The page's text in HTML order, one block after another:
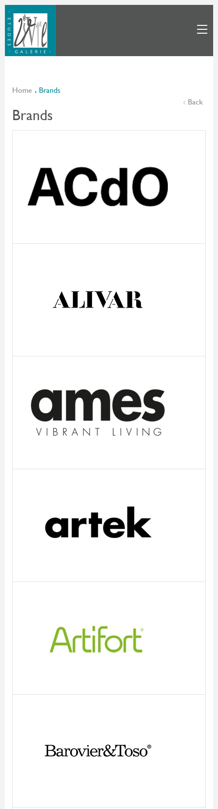
Home
Brands
Back
Brands
ACdO
Alivar
Ames
Artek
Artifort
Barovier & Toso